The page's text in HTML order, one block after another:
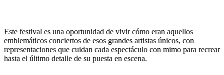
Este festival es una oportunidad de vivir cómo eran aquellos
emblemáticos conciertos de esos grandes artistas únicos, con
representaciones que cuidan cada espectáculo con mimo para recrear
hasta el último detalle de su puesta en escena.